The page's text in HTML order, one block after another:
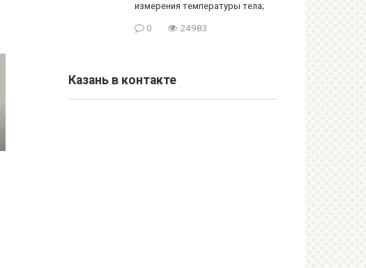
измерения температуры тела;
0 24983
Казань в контакте